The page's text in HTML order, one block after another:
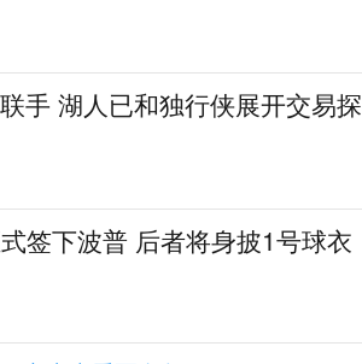
手 湖人已和独行侠展开交易探
签下波普 后者将身披1号球衣